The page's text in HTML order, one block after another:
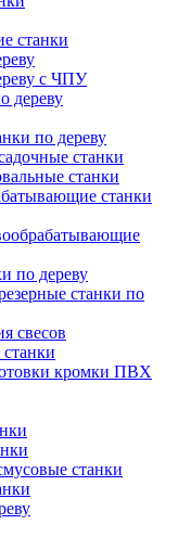
станки
с ЧПУ
дереву
по дереву
станки
станки
станки
по дереву
станки по
свесов
кромки ПВХ
станки